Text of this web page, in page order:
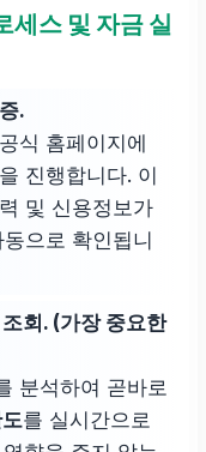
세스 및 자금 실
.
식 홈페이지에
진행합니다. 이
및 신용정보가
으로 확인됩니
회. (가장 중요한
분석하여 곧바로
를 실시간으로